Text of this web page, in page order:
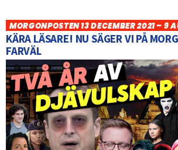
MORGONPOSTEN 13 DECEMBER 2021 – 9
KÄRA LÄSARE! NU SÄGER VI PÅ
FARVÄL